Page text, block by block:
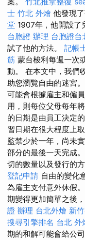
士 竹北 外燴 他發現
堂 1907年，他開設了
台胞證 辦理 台胞證台
試了他的方法。 記帳
筋 蒙台梭利每週一次
動。 在本文中，我們
助您瀏覽自由的迷宮
可能會根據雇主和僱
用，則每位父母每年
的日期是由員工決定
習日期在很大程度上
監禁少於一年，尚未
部分的最後一天完成
切的數量以及發行的
登記申請 自由的變化
為雇主支付意外休假。
期變得更加簡單之後
證 辦理 台北外燴 新
搜尋引擎排名 台北 外
期的和解可能會給公